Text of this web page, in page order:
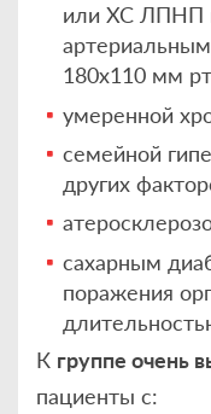
или ХС ЛПНП
180х110 мм
умеренной
семейной
других
сахарным
поражения
К группе очень
пациенты с: